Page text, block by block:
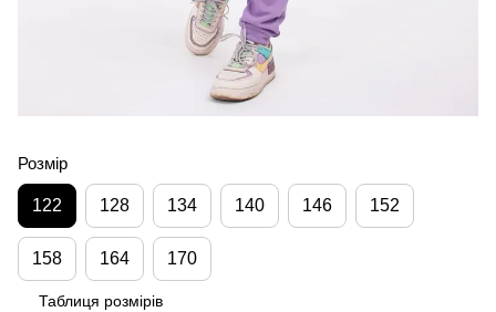
Розмір
122 128 134 140 146 152
158 164 170
Таблиця розмірів